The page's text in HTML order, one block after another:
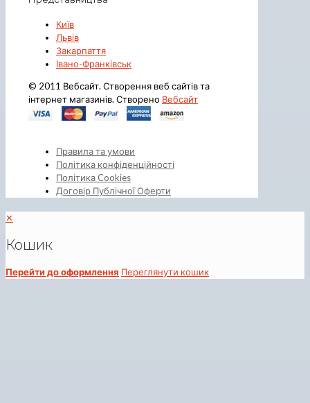
Київ
Львів
Закарпаття
Івано-Франківськ
© 2011 Вебсайт. Створення веб сайтів та
інтернет магазинів. Створено Вебсайт
Правила та умови
Політика конфіденційності
Політика Cookies
Договір Публічної Оферти
✕
Кошик
Перейти до оформлення Переглянути кошик